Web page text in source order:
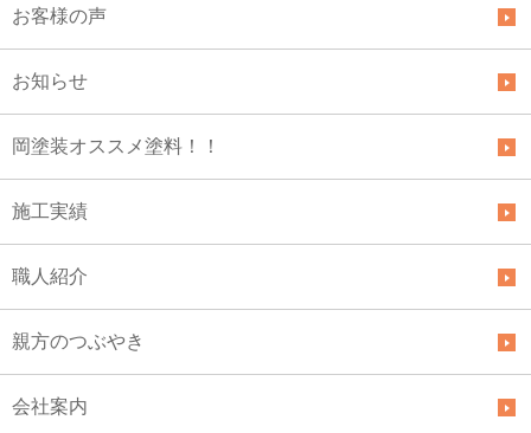
お客様の声
お知らせ
岡塗装オススメ塗料！！
施工実績
職人紹介
親方のつぶやき
会社案内